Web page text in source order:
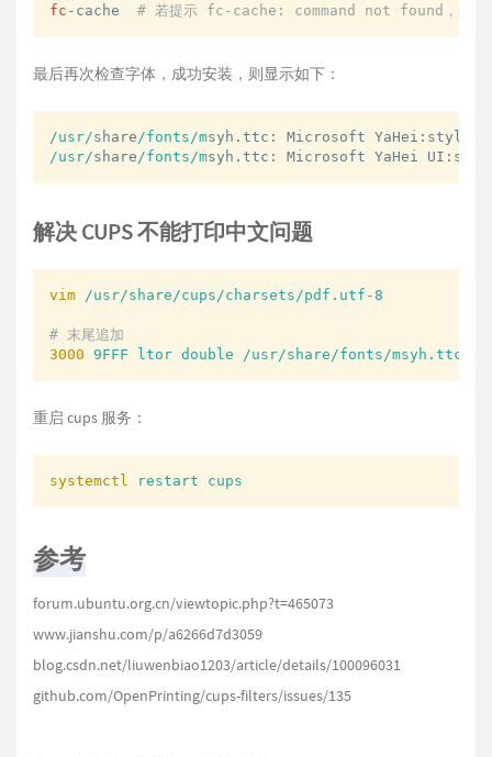
fc -cache # 若提示 fc-cache: command not found，
最后再次检查字体，成功安装，则显示如下：
/usr/share/fonts/m
/usr/share/fonts/msyh.ttc: Microsoft YaHei
解决 CUPS 不能打印中文问题
vim /usr/share/cups/charsets/pdf.utf-8
# 末尾追加
3000 9FFF ltor double /usr/share/fonts/msyh.ttc/0
重启 cups 服务：
systemctl restart cups
参考
forum.ubuntu.org.cn/viewtopic.php?t=465073
www.jianshu.com/p/a6266d7d3059
blog.csdn.net/liuwenbiao1203/article/details/100096031
github.com/OpenPrinting/cups-filters/issues/135